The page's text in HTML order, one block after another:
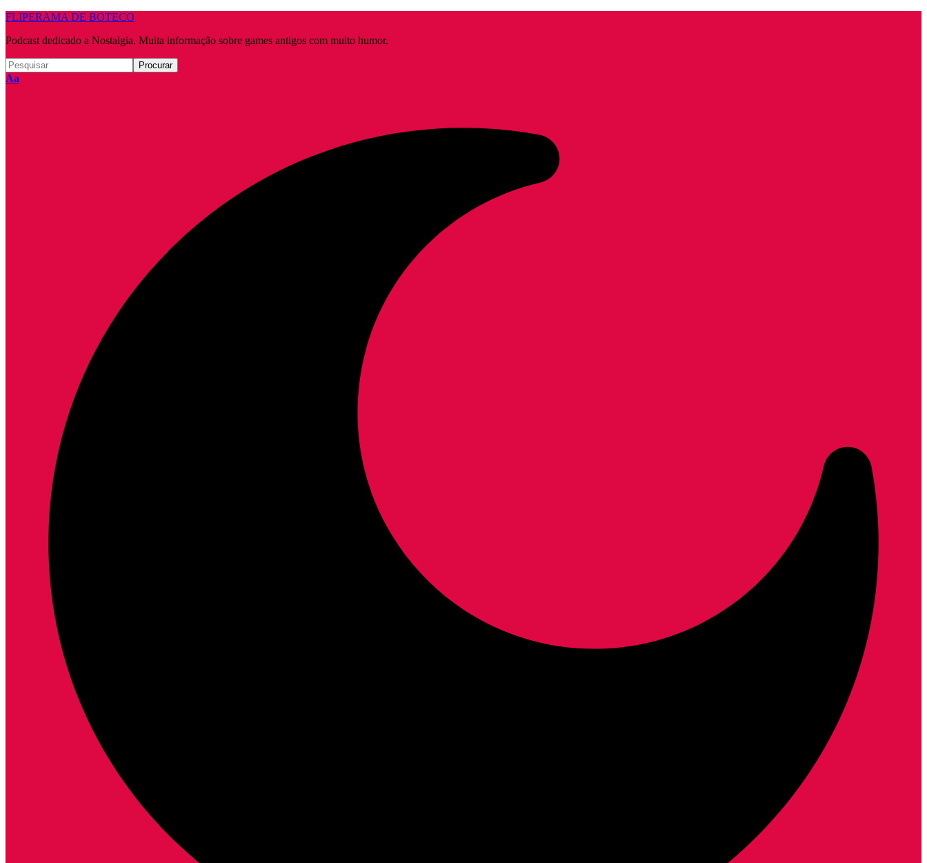
FLIPERAMA DE BOTECO
Podcast dedicado a Nostalgia. Muita informação sobre games antigos com muito humor.
Redimensionar
Aa